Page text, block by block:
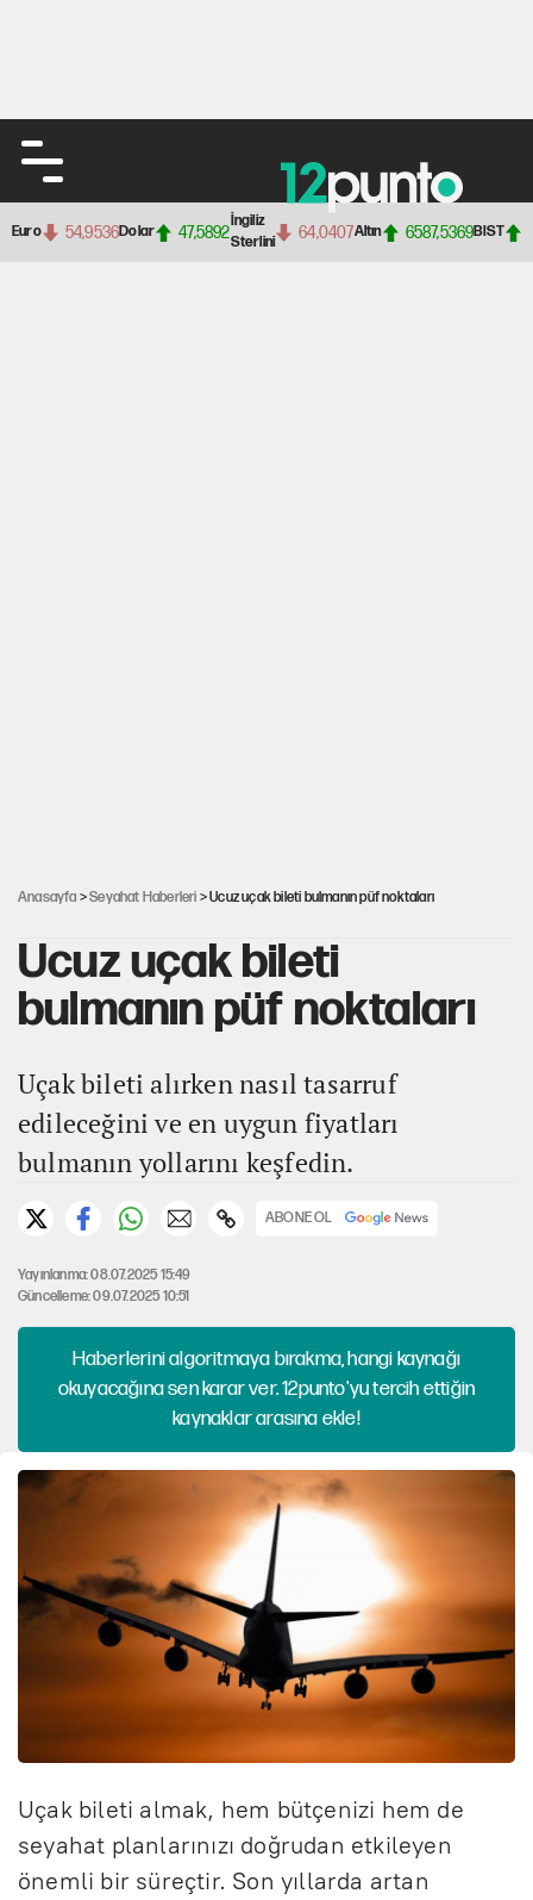
Euro 54,9536Dolar 47,5892
İngiliz
Sterlini
64,0407Altın 6587,5369BIST
Anasayfa >Seyahat Haberleri > Ucuz uçak bileti bulmanın püf noktaları
Ucuz uçak bileti
bulmanın püf noktaları
Uçak bileti alırken nasıl tasarruf
edileceğini ve en uygun fiyatları
bulmanın yollarını keşfedin.
ABONE OL
Yayınlanma: 08.07.2025 15:49
Güncelleme: 09.07.2025 10:51
Haberlerini algoritmaya bırakma, hangi kaynağı
okuyacağına sen karar ver. 12punto'yu tercih ettiğin
kaynaklar arasına ekle!
Uçak bileti almak, hem bütçenizi hem de
seyahat planlarınızı doğrudan etkileyen
önemli bir süreçtir. Son yıllarda artan